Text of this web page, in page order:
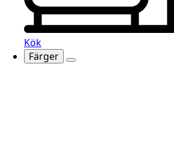
Kök
Färger